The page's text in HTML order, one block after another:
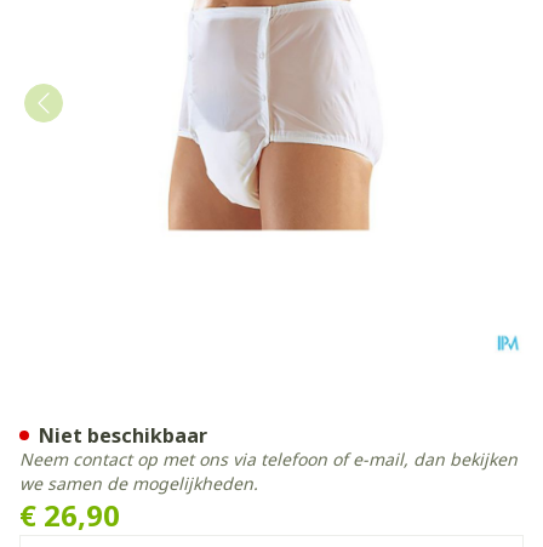
€ 26,90
Niet beschikbaar
Neem contact op met ons via telefoon of e-mail, dan bekijken
we samen de mogelijkheden.